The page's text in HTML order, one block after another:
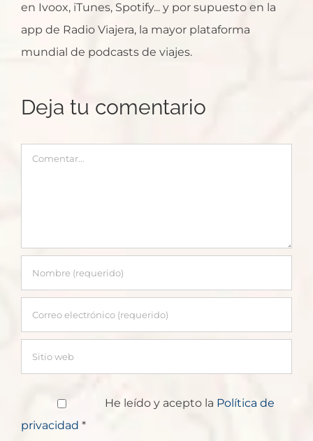
en Ivoox, iTunes, Spotify... y por supuesto en la
app de Radio Viajera, la mayor plataforma
mundial de podcasts de viajes.
Deja tu comentario
Comentar
He leído y acepto la Política de
privacidad *